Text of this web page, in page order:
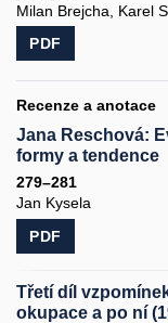
Milan Brejcha, Karel
PDF
Recenze a anotace
Jana Reschová:
formy a tendence
279–281
Jan Kysela
PDF
Třetí díl
okupace a po ní